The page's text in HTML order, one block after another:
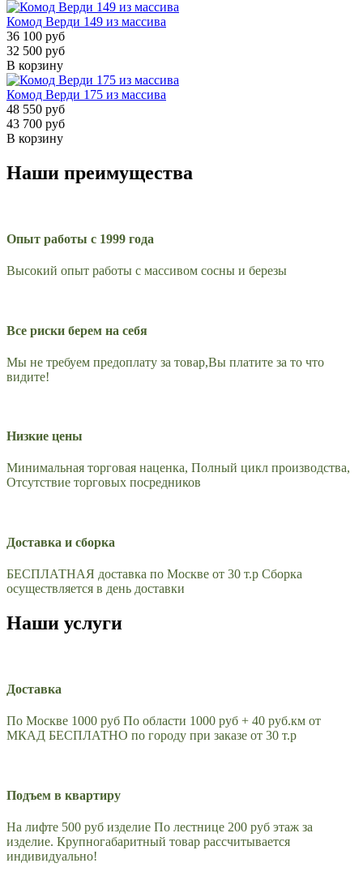
Комод Верди 149 из массива
36 100 руб
32 500 руб
В корзину
Комод Верди 175 из массива
48 550 руб
43 700 руб
В корзину
Наши преимущества
Опыт работы с 1999 года
Высокий опыт работы с массивом сосны и березы
Все риски берем на себя
Мы не требуем предоплату за товар,Вы платите за то что
видите!
Низкие цены
Минимальная торговая наценка, Полный цикл производства,
Отсутствие торговых посредников
Доставка и сборка
БЕСПЛАТНАЯ доставка по Москве от 30 т.р Сборка
осуществляется в день доставки
Наши услуги
Доставка
По Москве 1000 руб По области 1000 руб + 40 руб.км от
МКАД БЕСПЛАТНО по городу при заказе от 30 т.р
Подъем в квартиру
На лифте 500 руб изделие По лестнице 200 руб этаж за
изделие. Крупногабаритный товар рассчитывается
индивидуально!